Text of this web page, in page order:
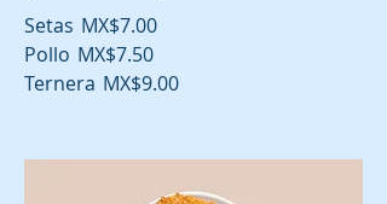
Setas MX$7.00
Pollo MX$7.50
Ternera MX$9.00